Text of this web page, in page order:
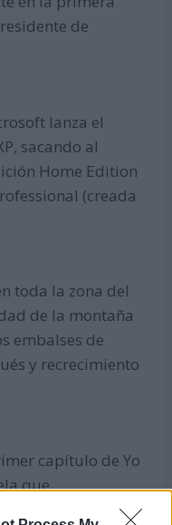
de
lanza el
sacando al
Home Edition
(creada
toda la zona del
de la montaña
embalses de
y recrecimiento
capítulo de Yo
que